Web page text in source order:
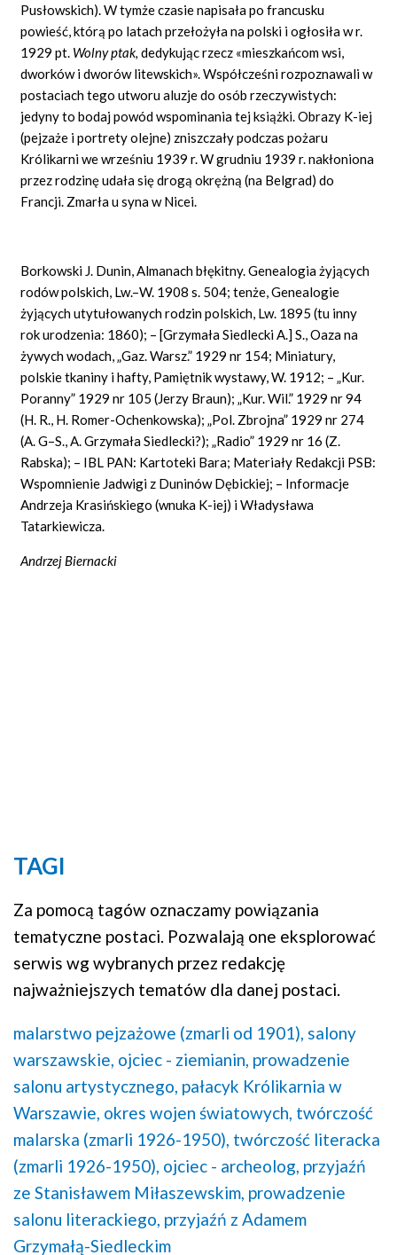
Pusłowskich). W tymże czasie napisała po francusku
powieść, którą po latach przełożyła na polski i ogłosiła w r.
1929 pt. Wolny ptak,dedykując rzecz «mieszkańcom wsi,
dworków i dworów litewskich». Współcześni rozpoznawali w
postaciach tego utworu aluzje do osób rzeczywistych:
jedyny to bodaj powód wspominania tej książki. Obrazy K-iej
(pejzaże i portrety olejne) zniszczały podczas pożaru
Królikarni we wrześniu 1939 r. W grudniu 1939 r. nakłoniona
przez rodzinę udała się drogą okrężną (na Belgrad) do
Francji. Zmarła u syna w Nicei.
Borkowski J. Dunin, Almanach błękitny. Genealogia żyjących
rodów polskich, Lw.–W. 1908 s. 504; tenże, Genealogie
żyjących utytułowanych rodzin polskich, Lw. 1895 (tu inny
rok urodzenia: 1860); – [Grzymała Siedlecki A.] S., Oaza na
żywych wodach, „Gaz. Warsz.” 1929 nr 154; Miniatury,
polskie tkaniny i hafty, Pamiętnik wystawy, W. 1912; – „Kur.
Poranny” 1929 nr 105 (Jerzy Braun); „Kur. Wil.” 1929 nr 94
(H. R., H. Romer-Ochenkowska); „Pol. Zbrojna” 1929 nr 274
(A. G–S., A. Grzymała Siedlecki?); „Radio” 1929 nr 16 (Z.
Rabska); – IBL PAN: Kartoteki Bara; Materiały Redakcji PSB:
Wspomnienie Jadwigi z Duninów Dębickiej; – Informacje
Andrzeja Krasińskiego (wnuka K-iej) i Władysława
Tatarkiewicza.
Andrzej Biernacki
TAGI
Za pomocą tagów oznaczamy powiązania
tematyczne postaci. Pozwalają one eksplorować
serwis wg wybranych przez redakcję
najważniejszych tematów dla danej postaci.
malarstwo pejzażowe (zmarli od 1901), salony
warszawskie, ojciec - ziemianin, prowadzenie
salonu artystycznego, pałacyk Królikarnia w
Warszawie, okres wojen światowych, twórczość
malarska (zmarli 1926-1950), twórczość literacka
(zmarli 1926-1950), ojciec - archeolog, przyjaźń
ze Stanisławem Miłaszewskim, prowadzenie
salonu literackiego, przyjaźń z Adamem
Grzymałą-Siedleckim